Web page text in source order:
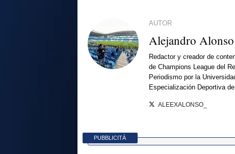
AUTOR
Alejandro Alonso
Redactor y creador de
de Champions League del
Periodismo por la
Especialización Deportiva
ALEEXALONSO_
PUBBLICITÀ